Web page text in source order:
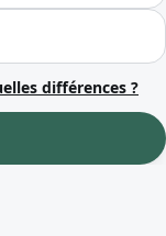
différences ?